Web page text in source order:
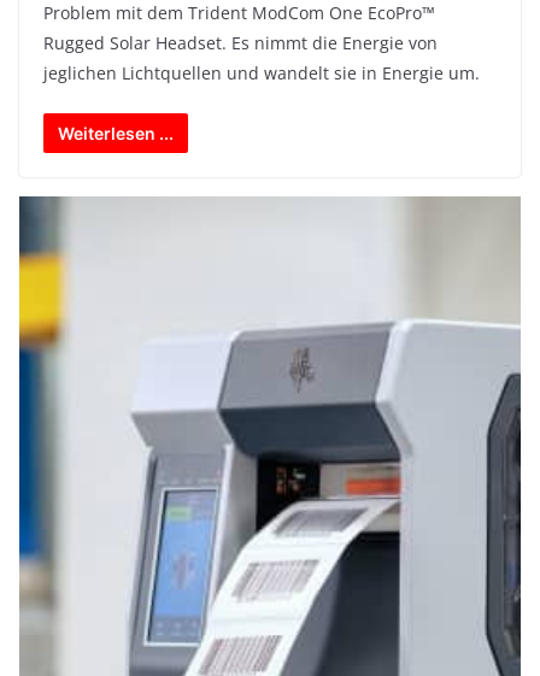
Problem mit dem Trident ModCom One EcoPro™
Rugged Solar Headset. Es nimmt die Energie von
jeglichen Lichtquellen und wandelt sie in Energie um.
Weiterlesen ...